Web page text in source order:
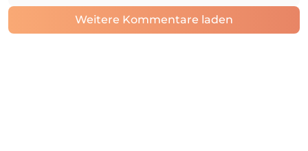
Weitere Kommentare laden